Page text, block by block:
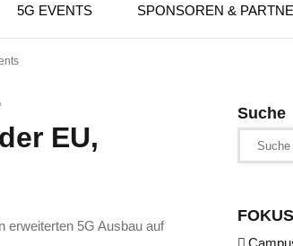
5G EVENTS SPONSOREN &
EU,
erweiterten 5G Ausbau auf
Suche
Suche
nach: